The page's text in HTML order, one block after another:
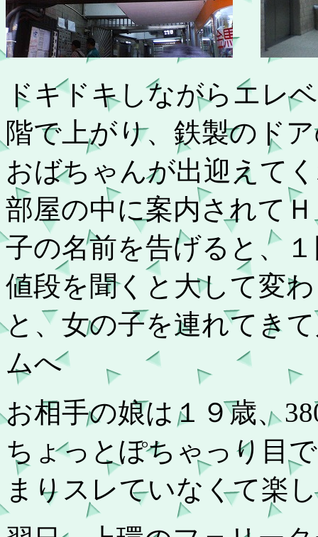
ドキドキしながらエレ
階で上がり、鉄製のド
おばちゃんが出迎えて
部屋の中に案内されて
子の名前を告げると、
値段を聞くと大して変
と、女の子を連れてき
ムへ
お相手の娘は１９歳、
ちょっとぽちゃっり目
まりスレていなくて楽